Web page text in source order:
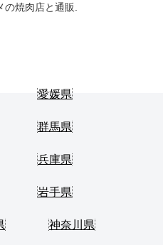
焼肉店と通販.
愛媛県
群馬県
兵庫県
岩手県
神奈川県